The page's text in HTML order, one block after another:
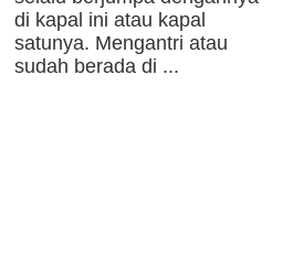
di kapal ini atau kapal
satunya. Mengantri atau
sudah berada di ...